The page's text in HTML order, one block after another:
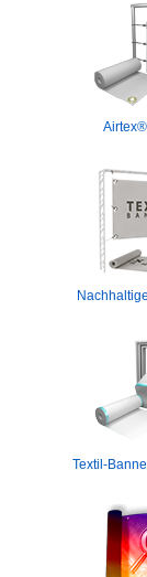
Textil-